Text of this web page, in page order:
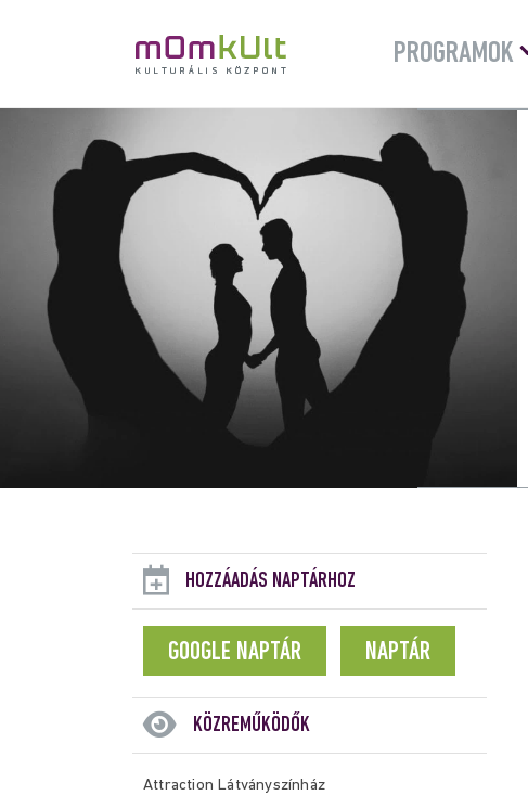
PROGRAMOK
HOZZÁADÁS NAPTÁRHOZ
GOOGLE NAPTÁR NAPTÁR
KÖZREMŰKÖDŐK
Attraction Látványszínház